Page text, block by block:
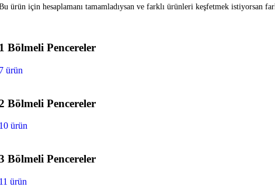
ürün için hesaplamanı tamamladıysan ve farklı ürünleri keşfetmek istiyorsan
Bölmeli Pencereler
ürün
Bölmeli Pencereler
ürün
Bölmeli Pencereler
ürün